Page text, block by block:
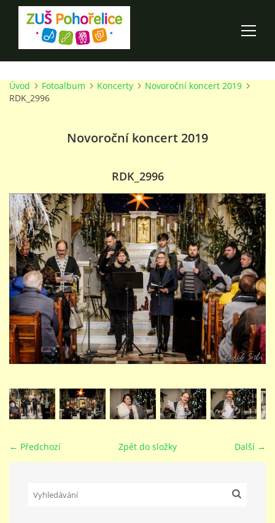
ÚVOD
O ŠKOLE
PRO RODIČE
TALENTOVÉ ZKOUŠKY
STUDIJNÍ OBORY
GALERIE
VIDEA - FILMOVÁ TVORBA
DOKUMENTY / KE STAŽENÍ
KURZY
Úvod Fotoalbum Koncerty
Novoroční koncert 2019
RDK_2996
Novoroční koncert 2019
RDK_2996
← Předchozí Další →
Zpět do složky